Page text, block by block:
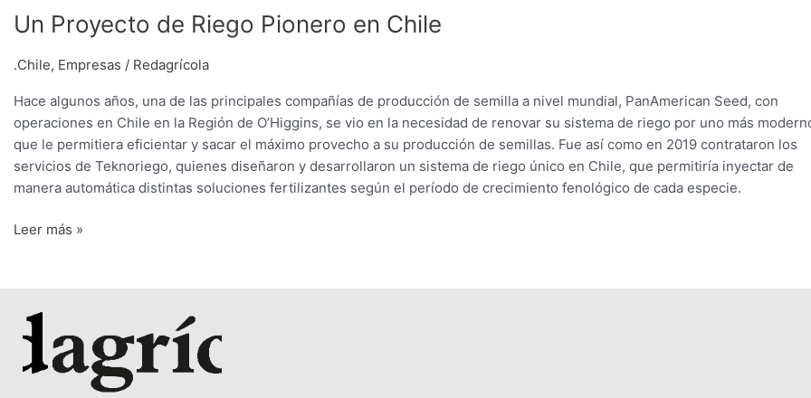
Un Proyecto de Riego Pionero en Chile
.Chile, Empresas / Redagrícola
Hace algunos años, una de las principales compañías de producción de semilla a nivel mundial, PanAmerican Seed, con
operaciones en Chile en la Región de O’Higgins, se vio en la necesidad de renovar su sistema de riego por uno más
que le permitiera eficientar y sacar el máximo provecho a su producción de semillas. Fue así como en 2019 contrataron los
servicios de Teknoriego, quienes diseñaron y desarrollaron un sistema de riego único en Chile, que permitiría inyectar de
manera automática distintas soluciones fertilizantes según el período de crecimiento fenológico de cada especie.
Leer más »